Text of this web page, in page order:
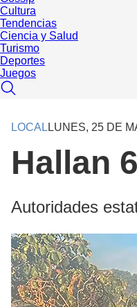
Cultura
Tendencias
Ciencia y Salud
Turismo
Deportes
Juegos
LOCAL LUNES, 25 DE
Hallan
Autoridades